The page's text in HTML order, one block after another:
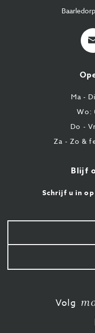
E-
Ma -
Wo:
Do -
Za - Zo &
Blijf
Schrijf u in
Volg